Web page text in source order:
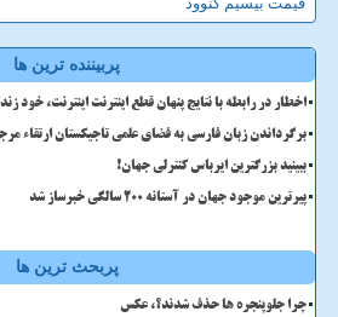
پربیننده ترین ها
اخطار در رابطه با نتایج پنهان قطع اینترنت اینترنت، خود
برگرداندن زبان فارسی به فضای علمی تاجیکستان ارتقاء
ببینید بزرگترین ایرباس کنترلی جهان!
پیرترین موجود جهان در آستانه ۲۰۰ سالگی خبرساز شد
پربحث ترین ها
چرا جلوپنجره ها حذف شدند؟، عکس